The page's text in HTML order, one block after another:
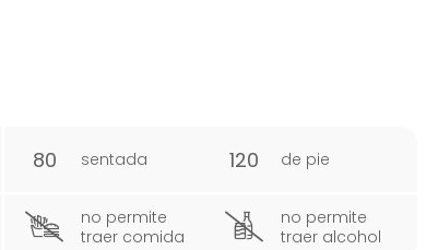
80 sentada 120 de pie
no permite
traer comida
no permite
traer alcohol